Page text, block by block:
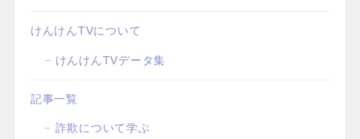
けんけんTVについて
けんけんTVデータ集
記事一覧
詐欺について学ぶ